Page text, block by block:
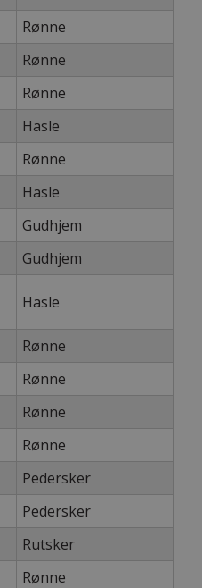
Rønne
Rønne
Rønne
Hasle
Rønne
Hasle
Gudhjem
Gudhjem
Hasle
Rønne
Rønne
Rønne
Rønne
Pedersker
Pedersker
Rutsker
Rønne